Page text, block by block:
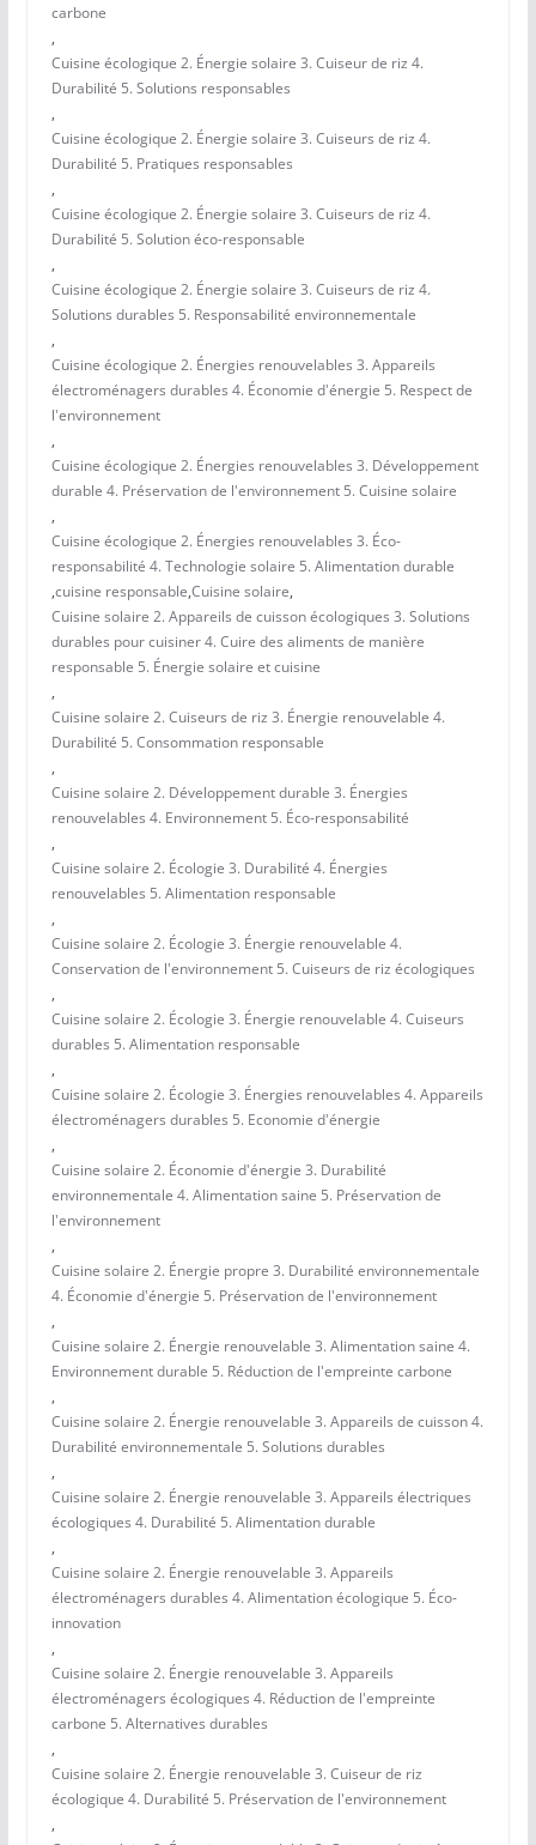
carbone
,
Cuisine écologique 2. Énergie solaire 3. Cuiseur de riz 4.
Durabilité 5. Solutions responsables
,
Cuisine écologique 2. Énergie solaire 3. Cuiseurs de riz 4.
Durabilité 5. Pratiques responsables
,
Cuisine écologique 2. Énergie solaire 3. Cuiseurs de riz 4.
Durabilité 5. Solution éco-responsable
,
Cuisine écologique 2. Énergie solaire 3. Cuiseurs de riz 4.
Solutions durables 5. Responsabilité environnementale
,
Cuisine écologique 2. Énergies renouvelables 3. Appareils
électroménagers durables 4. Économie d'énergie 5. Respect de
l'environnement
,
Cuisine écologique 2. Énergies renouvelables 3. Développement
durable 4. Préservation de l'environnement 5. Cuisine solaire
,
Cuisine écologique 2. Énergies renouvelables 3. Éco-
responsabilité 4. Technologie solaire 5. Alimentation durable
,cuisine responsable,Cuisine solaire,
Cuisine solaire 2. Appareils de cuisson écologiques 3. Solutions
durables pour cuisiner 4. Cuire des aliments de manière
responsable 5. Énergie solaire et cuisine
,
Cuisine solaire 2. Cuiseurs de riz 3. Énergie renouvelable 4.
Durabilité 5. Consommation responsable
,
Cuisine solaire 2. Développement durable 3. Énergies
renouvelables 4. Environnement 5. Éco-responsabilité
,
Cuisine solaire 2. Écologie 3. Durabilité 4. Énergies
renouvelables 5. Alimentation responsable
,
Cuisine solaire 2. Écologie 3. Énergie renouvelable 4.
Conservation de l'environnement 5. Cuiseurs de riz écologiques
,
Cuisine solaire 2. Écologie 3. Énergie renouvelable 4. Cuiseurs
durables 5. Alimentation responsable
,
Cuisine solaire 2. Écologie 3. Énergies renouvelables 4. Appareils
électroménagers durables 5. Economie d'énergie
,
Cuisine solaire 2. Économie d'énergie 3. Durabilité
environnementale 4. Alimentation saine 5. Préservation de
l'environnement
,
Cuisine solaire 2. Énergie propre 3. Durabilité environnementale
4. Économie d'énergie 5. Préservation de l'environnement
,
Cuisine solaire 2. Énergie renouvelable 3. Alimentation saine 4.
Environnement durable 5. Réduction de l'empreinte carbone
,
Cuisine solaire 2. Énergie renouvelable 3. Appareils de cuisson 4.
Durabilité environnementale 5. Solutions durables
,
Cuisine solaire 2. Énergie renouvelable 3. Appareils électriques
écologiques 4. Durabilité 5. Alimentation durable
,
Cuisine solaire 2. Énergie renouvelable 3. Appareils
électroménagers durables 4. Alimentation écologique 5. Éco-
innovation
,
Cuisine solaire 2. Énergie renouvelable 3. Appareils
électroménagers écologiques 4. Réduction de l'empreinte
carbone 5. Alternatives durables
,
Cuisine solaire 2. Énergie renouvelable 3. Cuiseur de riz
écologique 4. Durabilité 5. Préservation de l'environnement
,